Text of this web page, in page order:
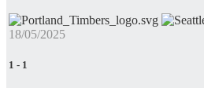
18/05/2025
1 - 1